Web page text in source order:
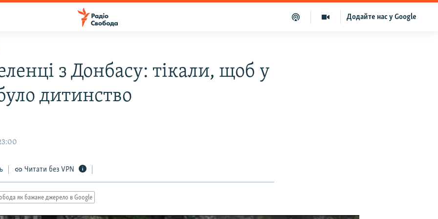
Додайте нас у Google
з Донбасу: тікали, щоб у
дитинство
Читати без VPN
як бажане джерело в Google